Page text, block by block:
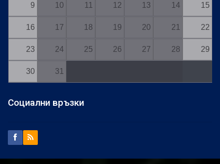
9 10 11 12 13 14 15
16 17 18 19 20 21 22
23 24 25 26 27 28 29
30 31
Социални връзки